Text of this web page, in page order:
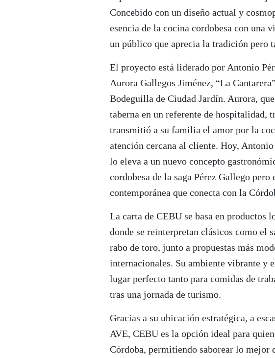
Concebido con un diseño actual y
esencia de la cocina cordobesa con una
un público que aprecia la tradición pero
El proyecto está liderado por Antonio
Aurora Gallegos Jiménez, “La
Bodeguilla de Ciudad Jardín. Aurora,
taberna en un referente de hospitalidad,
transmitió a su familia el amor por la
atención cercana al cliente. Hoy,
lo eleva a un nuevo concepto
cordobesa de la saga Pérez Gallego pero
contemporánea que conecta con la
La carta de CEBU se basa en productos
donde se reinterpretan clásicos como el
rabo de toro, junto a propuestas más
internacionales. Su ambiente vibrante y
lugar perfecto tanto para comidas de
tras una jornada de turismo.
Gracias a su ubicación estratégica, a
AVE, CEBU es la opción ideal para
Córdoba, permitiendo saborear lo mejor